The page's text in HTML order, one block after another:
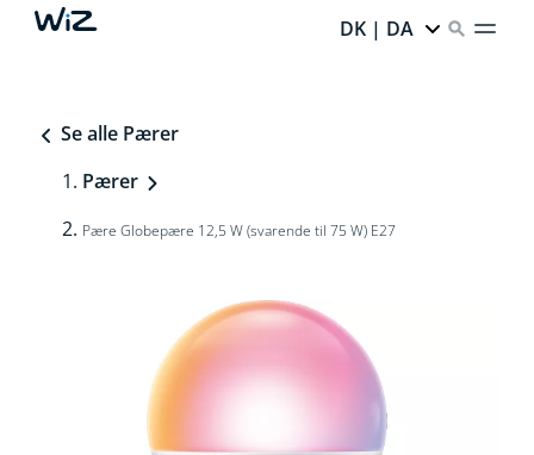
DK | DA
Se alle Pærer
Pærer
Pære Globepære 12,5 W (svarende til 75 W) E27